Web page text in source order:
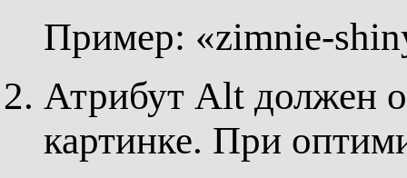
Пример: «zimnie-
Атрибут Alt должен
картинке. При